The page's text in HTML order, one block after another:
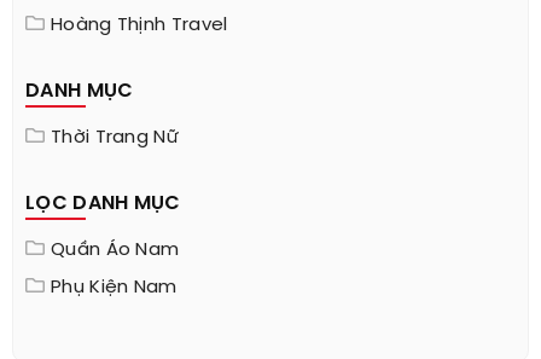
GÓC MUA SẮM
Hoàng Thịnh Travel
Thời Trang Nữ
LỌC DANH MỤC